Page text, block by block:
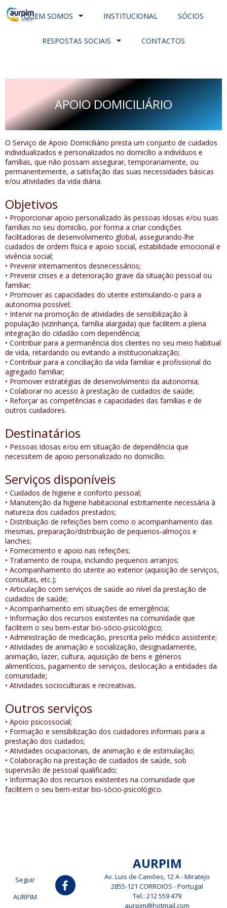
QUEM SOMOS INSTITUCIONAL SÓCIOS
RESPOSTAS SOCIAIS CONTACTOS
APOIO DOMICILIÁRIO
O Serviço de Apoio Domiciliário presta um conjunto de cuidados
individualizados e personalizados no domicílio a indivíduos e
famílias, que não possam assegurar, temporariamente, ou
permanentemente, a satisfação das suas necessidades básicas
e/ou atividades da vida diária.
Objetivos
• Proporcionar apoio personalizado às pessoas idosas e/ou suas
famílias no seu domicílio, por forma a criar condições
facilitadoras de desenvolvimento global, assegurando-lhe
cuidados de ordem física e apoio social, estabilidade emocional e
vivência social;
• Prevenir internamentos desnecessários;
• Prevenir crises e a deterioração grave da situação pessoal ou
familiar;
• Promover as capacidades do utente estimulando-o para a
autonomia possível;
• Intervir na promoção de atividades de sensibilização à
população (vizinhança, família alargada) que facilitem a plena
integração do cidadão com dependência;
• Contribuir para a permanência dos clientes no seu meio habitual
de vida, retardando ou evitando a institucionalização;
• Contribuir para a conciliação da vida familiar e profissional do
agregado familiar;
• Promover estratégias de desenvolvimento da autonomia;
• Colaborar no acesso à prestação de cuidados de saúde;
• Reforçar as competências e capacidades das famílias e de
outros cuidadores.
Destinatários
• Pessoas idosas e/ou em situação de dependência que
necessitem de apoio personalizado no domicílio.
Serviços disponíveis
• Cuidados de higiene e conforto pessoal;
• Manutenção da higiene habitacional estritamente necessária à
natureza dos cuidados prestados;
• Distribuição de refeições bem como o acompanhamento das
mesmas, preparação/distribuição de pequenos-almoços e
lanches;
• Fornecimento e apoio nas refeições;
• Tratamento de roupa, incluindo pequenos arranjos;
• Acompanhamento do utente ao exterior (aquisição de serviços,
consultas, etc.);
• Articulação com serviços de saúde ao nível da prestação de
cuidados de saúde;
• Acompanhamento em situações de emergência;
• Informação dos recursos existentes na comunidade que
facilitem o seu bem-estar bio-sócio-psicológico;
• Administração de medicação, prescrita pelo médico assistente;
• Atividades de animação e socialização, designadamente,
animação, lazer, cultura, aquisição de bens e géneros
alimentícios, pagamento de serviços, deslocação a entidades da
comunidade;
• Atividades socioculturais e recreativas.
Outros serviços
• Apoio psicossocial;
• Formação e sensibilização dos cuidadores informais para a
prestação dos cuidados;
• Atividades ocupacionais, de animação e de estimulação;
• Colaboração na prestação de cuidados de saúde, sob
supervisão de pessoal qualificado;
• Informação dos recursos existentes na comunidade que
facilitem o seu bem-estar bio-sócio-psicológico.
Seguir
AURPIM
AURPIM
Av. Luis de Camões, 12 A - Miratejo
2855-121 CORROIOS - Portugal
Tel.: 212 559 479
aurpim@hotmail.com